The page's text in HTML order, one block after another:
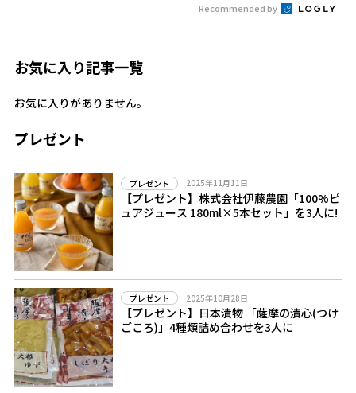
Recommended by
お気に入り記事一覧
お気に入りがありません。
プレゼント
プレゼント 2025年11月11日
【プレゼント】株式会社伊藤農園「100%ピ
ュアジュース 180ml×5本セット」を3人に!
プレゼント 2025年10月28日
【プレゼント】日本漬物 「薩摩の漬心(つけ
ごころ)」4種類詰め合わせを3人に